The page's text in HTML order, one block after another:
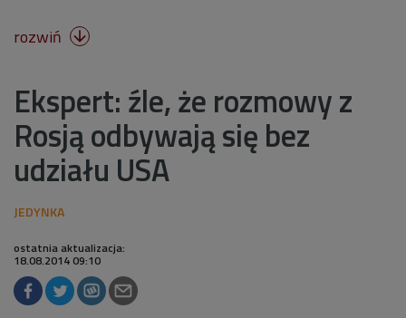
rozwiń 
Ekspert: źle, że rozmowy z
Rosją odbywają się bez
udziału USA
ostatnia aktualizacja:
18.08.2014 09:10